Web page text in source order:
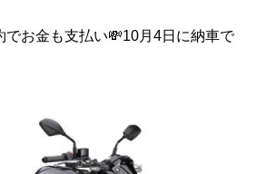
でお金も支払い💸10月4日に納車で